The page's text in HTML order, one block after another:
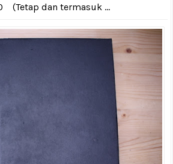
(Tetap dan termasuk ...